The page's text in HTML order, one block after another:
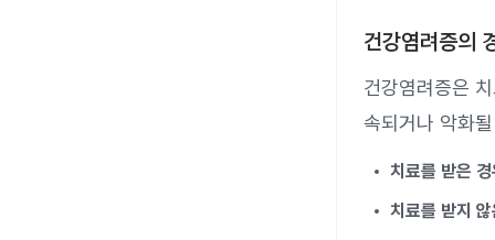
건강염려증의
건강염려증은
속되거나 악화
치료를 받은
치료를 받지